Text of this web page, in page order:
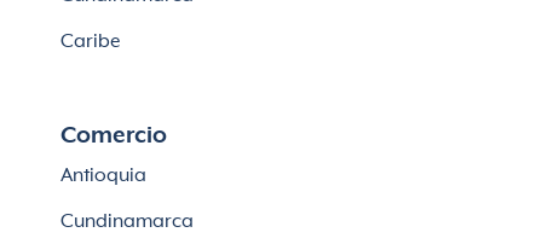
Caribe
Comercio
Antioquia
Cundinamarca